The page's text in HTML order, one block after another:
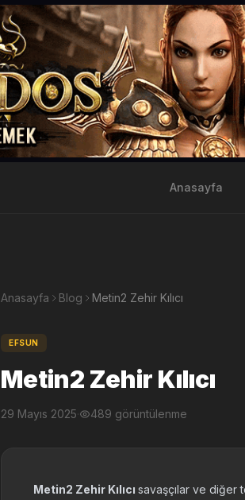
Anasayfa
Anasayfa Blog Metin2 Zehir Kılıcı
EFSUN
Metin2 Zehir Kılıcı
29 Mayıs 2025· 489 görüntülenme
Metin2 Zehir Kılıcı savaşçılar ve diğer